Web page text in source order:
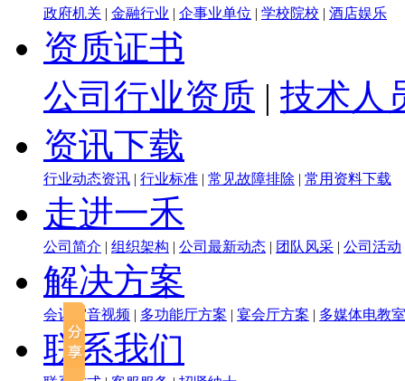
政府机关 | 金融行业 | 企事业单位 | 学校院校 | 酒店娱乐
资质证书
公司行业资质 | 技术人
资讯下载
行业动态资讯 | 行业标准 | 常见故障排除 | 常用资料下载
走进一禾
公司简介 | 组织架构 | 公司最新动态 | 团队风采 | 公司活动
解决方案
会议室音视频 | 多功能厅方案 | 宴会厅方案 | 多媒体电教室
联系我们